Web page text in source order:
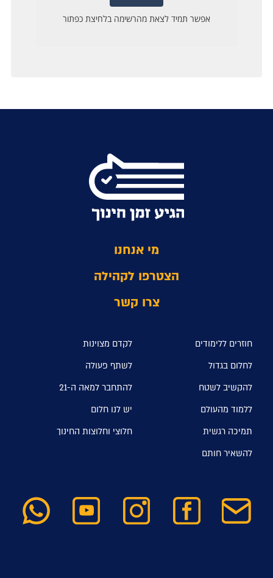
מי אנחנו
הצטרפו לקהילה
צרו קשר
חוזרים ללימודים
לקדם מצוינות
לחלום בגדול
לשתף פעולה
להקשיב לשטח
להתחבר למאה ה-21
ללמוד מהעולם
יש לנו חלום
תמיכה רגשית
חלוצי וחלוצות החינוך
להשאיר חותם